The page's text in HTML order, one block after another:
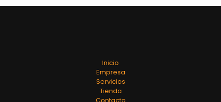
Inicio
Empresa
Servicios
Tienda